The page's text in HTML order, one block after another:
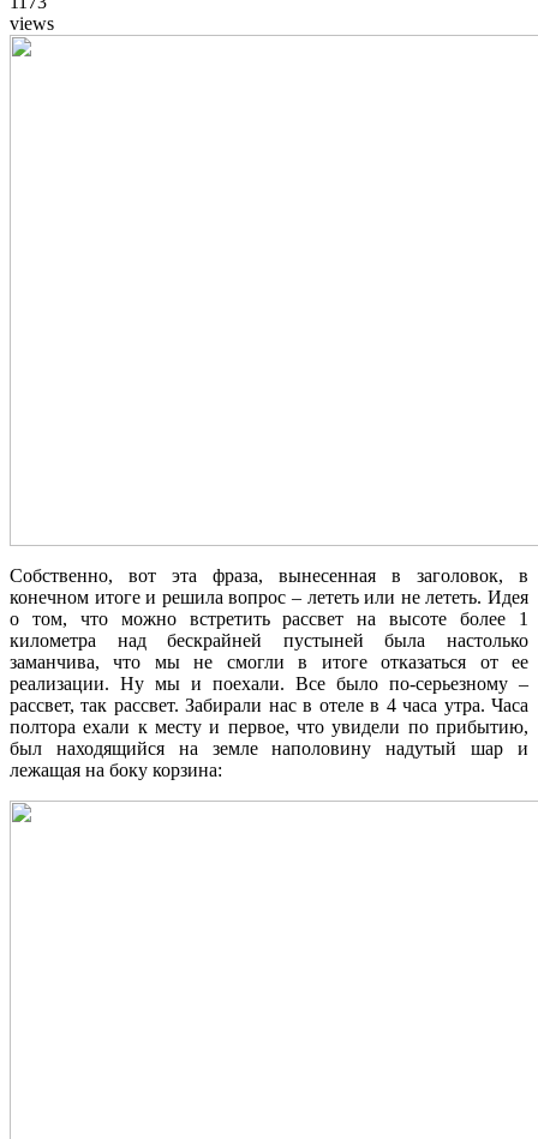
views
Собственно, вот эта фраза, вынесенная в заголовок, в
конечном итоге и решила вопрос – лететь или не лететь. Идея
о том, что можно встретить рассвет на высоте более 1
километра над бескрайней пустыней была настолько
заманчива, что мы не смогли в итоге отказаться от ее
реализации. Ну мы и поехали. Все было по-серьезному –
рассвет, так рассвет. Забирали нас в отеле в 4 часа утра. Часа
полтора ехали к месту и первое, что увидели по прибытию,
был находящийся на земле наполовину надутый шар и
лежащая на боку корзина: